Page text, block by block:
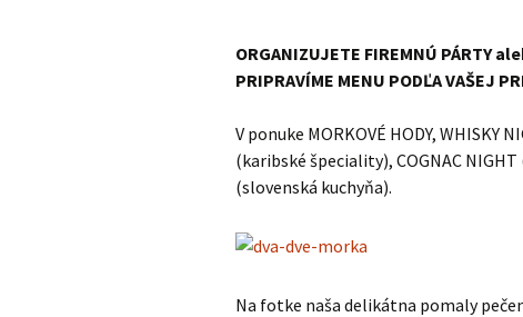
ORGANIZUJETE FIREMNÚ PÁRTY
PRIPRAVÍME MENU PODĽA VAŠEJ
V ponuke MORKOVÉ HODY, WHISKY
(karibské špeciality), COGNAC
(slovenská kuchyňa).
Na fotke naša delikátna pomaly